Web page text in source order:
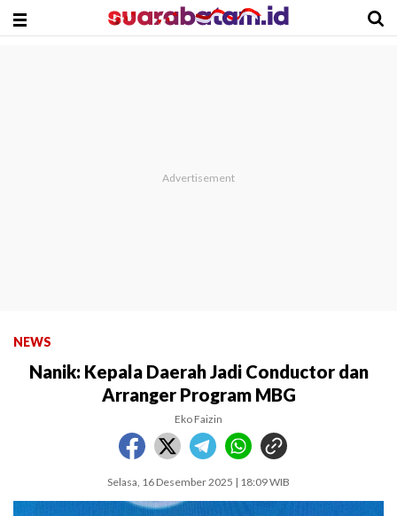
NEWS
Nanik: Kepala Daerah Jadi Conductor dan
Arranger Program MBG
Eko Faizin
Selasa, 16 Desember 2025 | 18:09 WIB